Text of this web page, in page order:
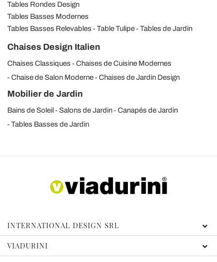
Tables Rondes Design
Tables Basses Modernes
Tables Basses Relevables
Table Tulipe Tables de Jardin
Chaises Design Italien
Chaises Classiques
Chaises de Cuisine Modernes
Chaise de Salon Moderne
Chaises de Jardin Design
Mobilier de Jardin
Bains de Soleil Salons de Jardin
Canapés de Jardin
Tables Basses de Jardin
INTERNATIONAL DESIGN SRL
VIADURINI